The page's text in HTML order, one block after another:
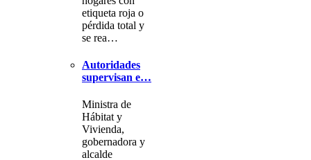
etiqueta roja o
pérdida total y
se rea…
Autoridades
supervisan e…
Ministra de
Hábitat y
Vivienda,
gobernadora y
alcalde